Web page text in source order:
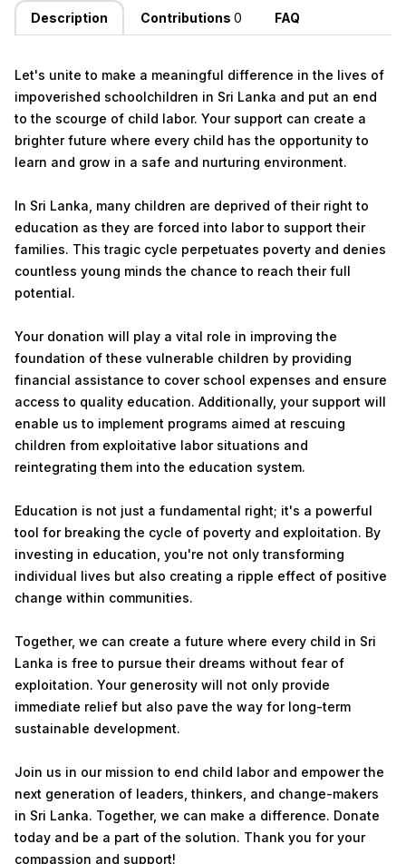
Description Contributions 0 FAQ
Let's unite to make a meaningful difference in the lives of
impoverished schoolchildren in Sri Lanka and put an end
to the scourge of child labor. Your support can create a
brighter future where every child has the opportunity to
learn and grow in a safe and nurturing environment.
In Sri Lanka, many children are deprived of their right to
education as they are forced into labor to support their
families. This tragic cycle perpetuates poverty and denies
countless young minds the chance to reach their full
potential.
Your donation will play a vital role in improving the
foundation of these vulnerable children by providing
financial assistance to cover school expenses and ensure
access to quality education. Additionally, your support will
enable us to implement programs aimed at rescuing
children from exploitative labor situations and
reintegrating them into the education system.
Education is not just a fundamental right; it's a powerful
tool for breaking the cycle of poverty and exploitation. By
investing in education, you're not only transforming
individual lives but also creating a ripple effect of positive
change within communities.
Together, we can create a future where every child in Sri
Lanka is free to pursue their dreams without fear of
exploitation. Your generosity will not only provide
immediate relief but also pave the way for long-term
sustainable development.
Join us in our mission to end child labor and empower the
next generation of leaders, thinkers, and change-makers
in Sri Lanka. Together, we can make a difference. Donate
today and be a part of the solution. Thank you for your
compassion and support!